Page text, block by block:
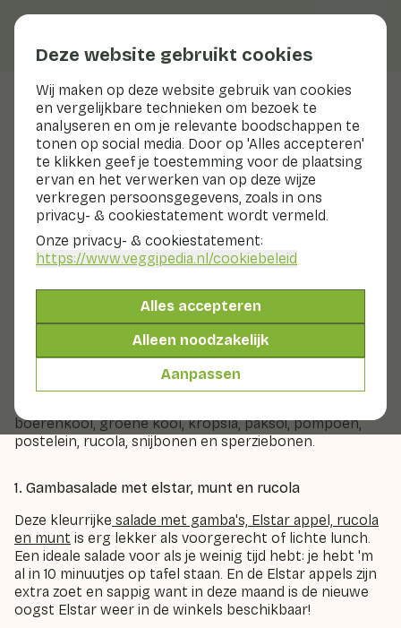
Deze website gebruikt cookies
Wij maken op deze website gebruik van cookies
en vergelijkbare technieken om bezoek te
analyseren en om je relevante boodschappen te
tonen op social media. Door op 'Alles accepteren'
te klikken geef je toestemming voor de plaatsing
ervan en het verwerken van op deze wijze
verkregen persoonsgegevens, zoals in ons
privacy- & cookiestatement wordt vermeld.
Onze privacy- & cookiestatement:
https://www.veggipedia.nl/cookiebeleid
Alles accepteren
Alleen noodzakelijk
Aanpassen
Veggiblogs
4 lekkere seizoensgerechten
voor september
29 augustus 2019
Seizoensgroenten zijn niet alleen extra lekker, maar ook
duurzaam. Een aantal heerlijke recepten met
seizoensgroenten van september op een rij.
Eerder schreven we al een blog overlekkere
gerechten met de seizoensgroenten van augustus
keer zetten we een aantal lekkere hoofdgerechten
met seizoensgroenten vanseptemberop een rij.
Seizoensgroenten in september zijn onder andere
boerenkool, groene kool, kropsla, paksoi, pompoen,
postelein, rucola, snijbonen en sperziebonen.
1. Gambasalade met elstar, munt en rucola
Deze kleurrijke salade met gamba's, Elstar appel, rucola
en munt is erg lekker als voorgerecht of lichte lunch.
Een ideale salade voor als je weinig tijd hebt: je hebt 'm
al in 10 minuutjes op tafel staan. En de Elstar appels zijn
extra zoet en sappig want in deze maand is de nieuwe
oogst Elstar weer in de winkels beschikbaar!